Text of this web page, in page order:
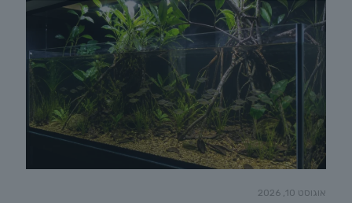
אוגוסט 10, 2026